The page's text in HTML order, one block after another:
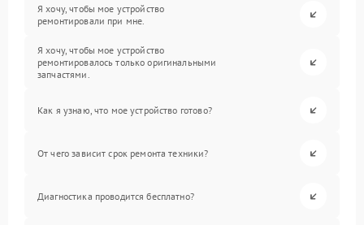
Я хочу, чтобы мое устройство
ремонтировали при мне.
Я хочу, чтобы мое устройство
ремонтировалось только оригинальными
запчастями.
Как я узнаю, что мое устройство готово?
От чего зависит срок ремонта техники?
Диагностика проводится бесплатно?